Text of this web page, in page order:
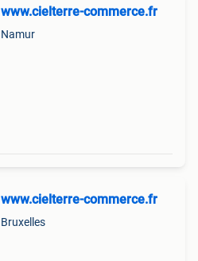
www.cielterre-commerce.fr
Namur
www.cielterre-commerce.fr
Bruxelles